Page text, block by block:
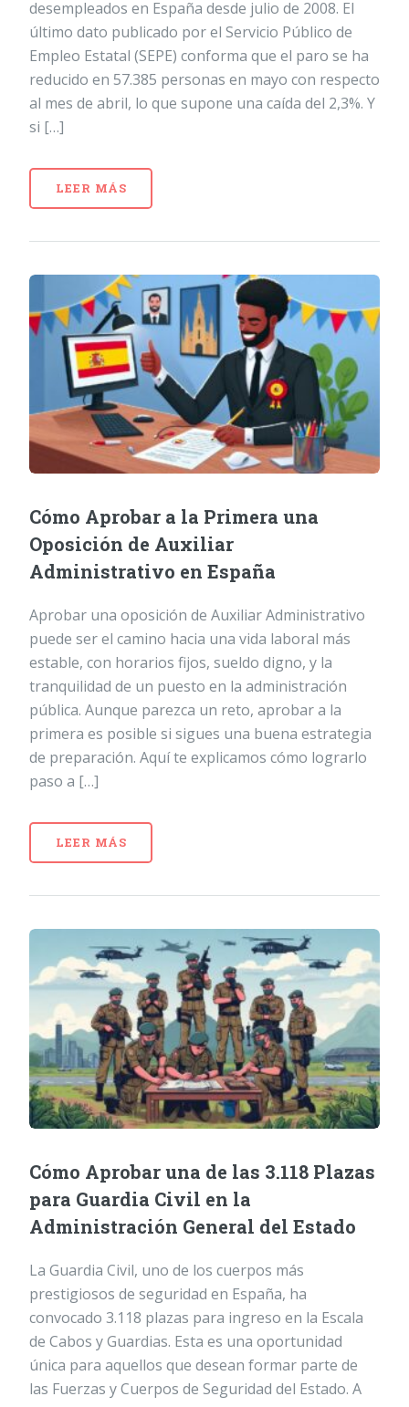
desempleados en España desde julio de 2008. El
último dato publicado por el Servicio Público de
Empleo Estatal (SEPE) conforma que el paro se ha
reducido en 57.385 personas en mayo con respecto
al mes de abril, lo que supone una caída del 2,3%. Y
si […]
LEER MÁS
Cómo Aprobar a la Primera una
Oposición de Auxiliar
Administrativo en España
Aprobar una oposición de Auxiliar Administrativo
puede ser el camino hacia una vida laboral más
estable, con horarios fijos, sueldo digno, y la
tranquilidad de un puesto en la administración
pública. Aunque parezca un reto, aprobar a la
primera es posible si sigues una buena estrategia
de preparación. Aquí te explicamos cómo lograrlo
paso a […]
LEER MÁS
Cómo Aprobar una de las 3.118 Plazas
para Guardia Civil en la
Administración General del Estado
La Guardia Civil, uno de los cuerpos más
prestigiosos de seguridad en España, ha
convocado 3.118 plazas para ingreso en la Escala
de Cabos y Guardias. Esta es una oportunidad
única para aquellos que desean formar parte de
las Fuerzas y Cuerpos de Seguridad del Estado. A